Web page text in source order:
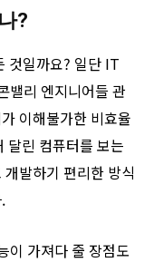
?
것일까요? 일단 IT
밸리 엔지니어들 관
이해불가한 비효율
달린 컴퓨터를 보는
발하기 편리한 방식
이 가져다 줄 장점도